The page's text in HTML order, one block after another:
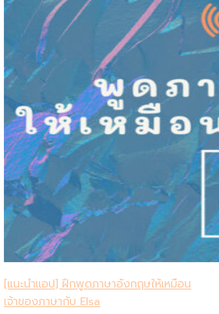
[แนะนำแอป] ฝึกพูดภาษาอังกฤษให้เหมือน
เจ้าของภาษากับ Elsa